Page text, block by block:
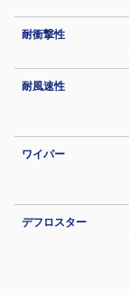
耐衝撃性
耐風速性
ワイパー
デフロスター